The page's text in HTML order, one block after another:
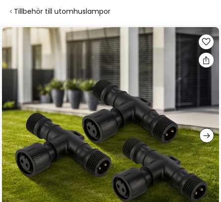
Tillbehör till utomhuslampor
Hoppa
till
av
bildgalleriet